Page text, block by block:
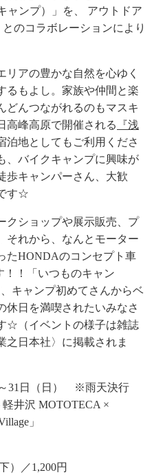
ャンプ）」を、 アウトドア
のコラボレーションにより
アの豊かな自然を心ゆく
るもよし。家族や仲間と楽
どんつながれるのもマスキ
高峰高原で開催される
『浅
泊地としてもご利用くださ
、バイクキャンプに興味が
歩キャンパーさん、大歓
す☆
クショップや展示販売、プ
それから、なんとモーター
たHONDAのコンセプト車
！！「いつものキャン
キャンプ初めてさんからベ
休日を満喫されたいみなさ
☆（イベントの様子は雑誌
之日本社〉に掲載されま
～31日（日） ※雨天決行
井沢 MOTOTECA ×
」
）／1,200円